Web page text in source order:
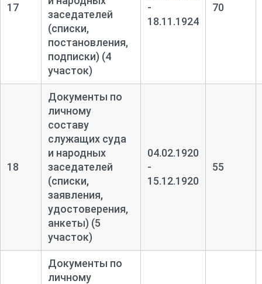
17
заседателей
(списки,
постановления,
подписки) (4
участок)
-
18.11.1924
70
18
Документы по
личному
составу
служащих суда
и народных
заседателей
(списки,
заявления,
удостоверения,
анкеты) (5
участок)
04.02.1920
-
15.12.1920
55
Документы по
личному